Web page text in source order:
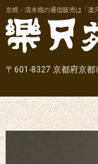
京焼・清水焼の通信販売は「楽
〒601-8327 京都府京